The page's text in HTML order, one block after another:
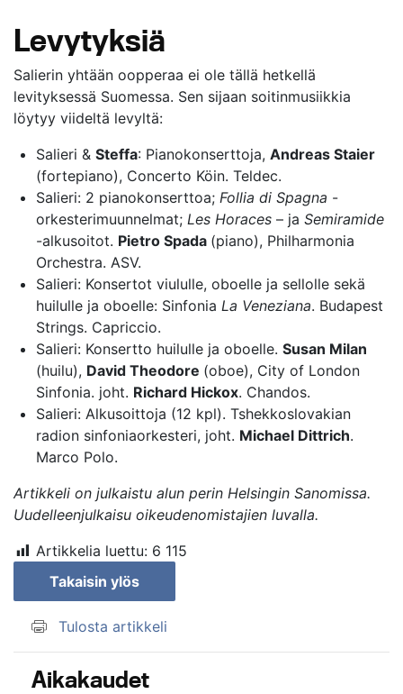
Levytyksiä
Salierin yhtään oopperaa ei ole tällä hetkellä
levityksessä Suomessa. Sen sijaan soitinmusiikkia
löytyy viideltä levyltä:
Salieri & Steffa: Pianokonserttoja, Andreas Staier
(fortepiano), Concerto Köin. Teldec.
Salieri: 2 pianokonserttoa; Follia di Spagna -
orkesterimuunnelmat; Les Horaces – ja Semiramide
-alkusoitot. Pietro Spada (piano), Philharmonia
Orchestra. ASV.
Salieri: Konsertot viululle, oboelle ja sellolle sekä
huilulle ja oboelle: Sinfonia La Veneziana. Budapest
Strings. Capriccio.
Salieri: Konsertto huilulle ja oboelle. Susan Milan
(huilu), David Theodore (oboe), City of London
Sinfonia. joht. Richard Hickox. Chandos.
Salieri: Alkusoittoja (12 kpl). Tshekkoslovakian
radion sinfoniaorkesteri, joht. Michael Dittrich.
Marco Polo.
Artikkeli on julkaistu alun perin Helsingin Sanomissa.
Uudelleenjulkaisu oikeudenomistajien luvalla.
Artikkelia luettu: 6 115
Takaisin ylös
Tulosta artikkeli
Aikakaudet